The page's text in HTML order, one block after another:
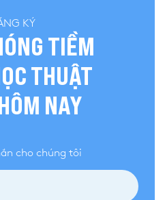
KÝ
TIỀM
THUẬT
NAY
cho chúng tôi